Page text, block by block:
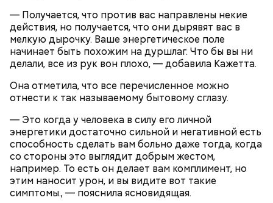
— Получается, что против вас направлены некие
действия, но получается, что они дырявят вас в
мелкую дырочку. Ваше энергетическое поле
начинает быть похожим на дуршлаг. Что бы вы ни
делали, все из рук вон плохо, — добавила Кажетта.
Она отметила, что все перечисленное можно
отнести к так называемому бытовому сглазу.
— Это когда у человека в силу его личной
энергетики достаточно сильной и негативной есть
способность сделать вам больно даже тогда, когда
со стороны это выглядит добрым жестом,
например. То есть он делает вам комплимент, но
этим наносит урон, и вы видите вот такие
симптомы., — пояснила ясновидящая.
«Новым рекордам — быть»: как
активность Эль-Ниньо может
отразиться на предстоящем лете
в России
По его словам, молния может распасться, улететь
или просто погаснуть. Однако есть риск, что она
может и взорваться.
Одним из запоминающихся событий того периода
для Макеева стал футбольный матч между
киевским «Динамо» и мадридским «Атлетико»,
— Электричества нет. Но есть электростанция. И
секретарь партийной организации сжалился и
выделил нам цветной телевизор. И мы вечером
смогли посмотреть матч, — вспоминает он.